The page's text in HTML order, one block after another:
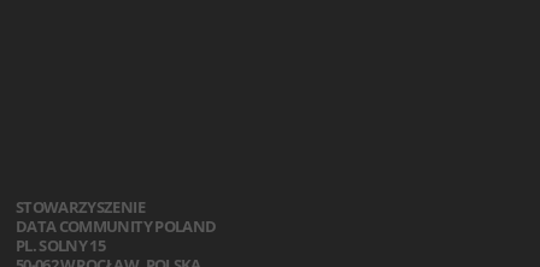
STOWARZYSZENIE
DATA COMMUNITY POLAND
PL. SOLNY 15